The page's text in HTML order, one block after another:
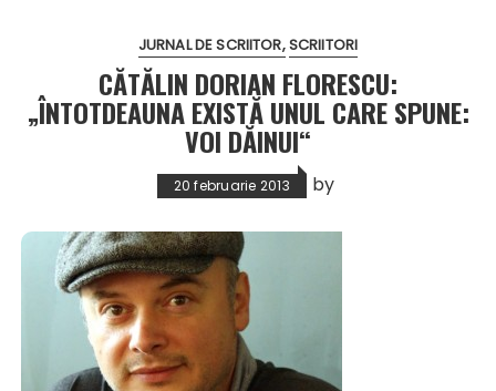
JURNAL DE SCRIITOR SCRIITORI
CĂTĂLIN DORIAN FLORESCU:
„ÎNTOTDEAUNA EXISTĂ UNUL CARE SPUNE:
VOI DĂINUI“
20 februarie 2013 by